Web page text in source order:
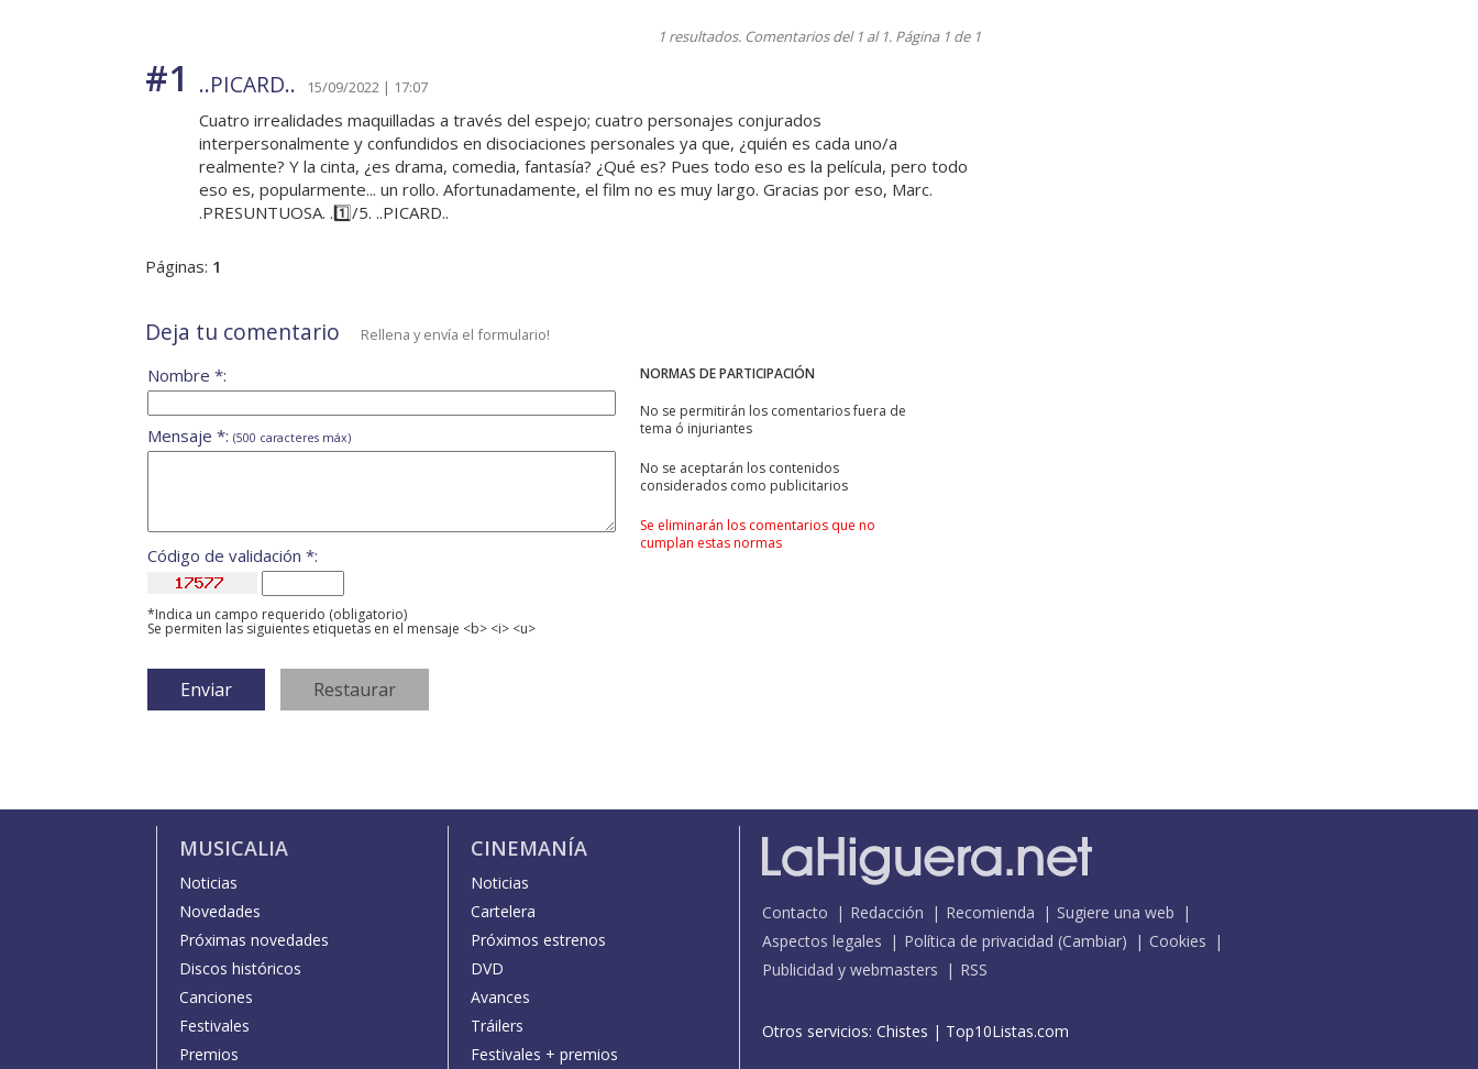
1 resultados. Comentarios del 1 al 1. Página 1 de 1
#1 ..PICARD.. 15/09/2022 | 17:07
Cuatro irrealidades maquilladas a través del espejo; cuatro personajes conjurados
interpersonalmente y confundidos en disociaciones personales ya que, ¿quién es cada uno/a
realmente? Y la cinta, ¿es drama, comedia, fantasía? ¿Qué es? Pues todo eso es la película, pero todo
eso es, popularmente... un rollo. Afortunadamente, el film no es muy largo. Gracias por eso, Marc.
.PRESUNTUOSA. .1️⃣/5. ..PICARD..
Páginas: 1
Deja tu comentario Rellena y envía el formulario!
NORMAS DE PARTICIPACIÓN
No se permitirán los comentarios fuera de
tema ó injuriantes
No se aceptarán los contenidos
considerados como publicitarios
Se eliminarán los comentarios que no
cumplan estas normas
Nombre *:
Mensaje *: (500 caracteres máx)
Código de validación *:
*Indica un campo requerido (obligatorio)
Se permiten las siguientes etiquetas en el mensaje <b> <i> <u>
MUSICALIA
Noticias
Novedades
Próximas novedades
Discos históricos
Canciones
Festivales
Premios
CINEMANÍA
Noticias
Cartelera
Próximos estrenos
DVD
Avances
Tráilers
Festivales + premios
Contacto Redacción Recomienda
Sugiere una web
Aspectos legales
Política de privacidad (Cambiar)
Cookies
Publicidad y webmasters
RSS
Otros servicios: Chistes | Top10Listas.com